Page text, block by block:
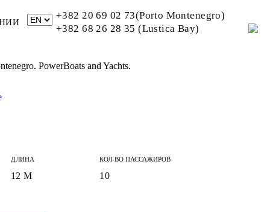
+382 20 69 02 73(Porto Montenegro)
+382 68 26 28 35 (Lustica Bay)
PowerBoats and Yachts.
ДЛИНА
12 М
КОЛ-ВО ПАССАЖИРОВ
10